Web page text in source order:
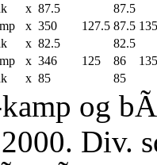
x 87.5
87.5
x 350 127.5 87.5 135
x 82.5
82.5
x 346 125 86
135
x 85 85
og
Div.